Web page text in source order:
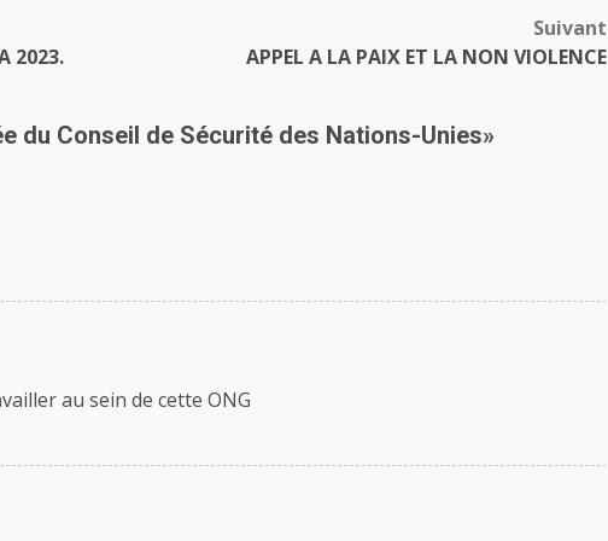
2023.
Suivant
APPEL A LA PAIX ET LA NON VIOLENCE
du Conseil de Sécurité des Nations-Unies»
au sein de cette ONG